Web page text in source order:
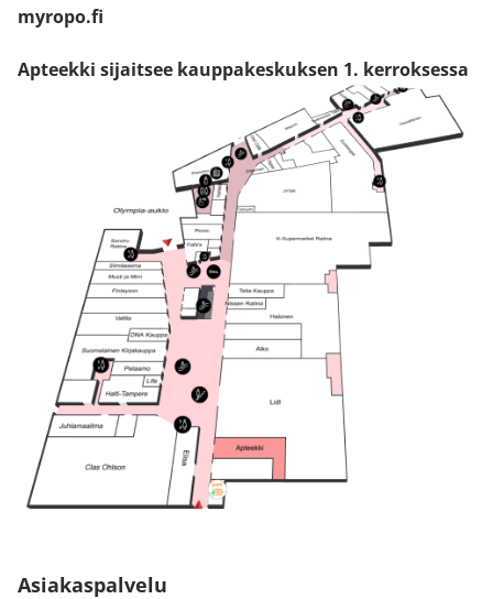
myropo.fi
Apteekki sijaitsee kauppakeskuksen 1. kerroksessa
Asiakaspalvelu